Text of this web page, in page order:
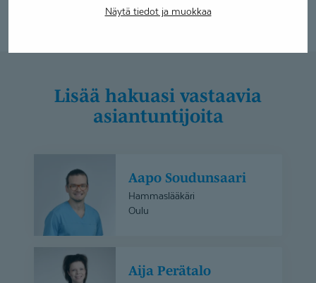
Näytä tiedot ja muokkaa
Lisää hakuasi vastaavia
asiantuntijoita
Soudunsaari
Aapo Soudunsaari
Hammaslääkäri
Oulu
Perätalo
Aija Perätalo